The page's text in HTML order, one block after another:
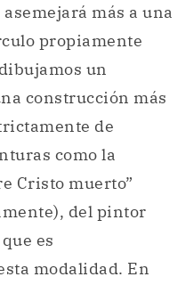
más a una
propiamente
un
construcción más
de
como la
Cristo muerto”
del pintor
es
modalidad. En